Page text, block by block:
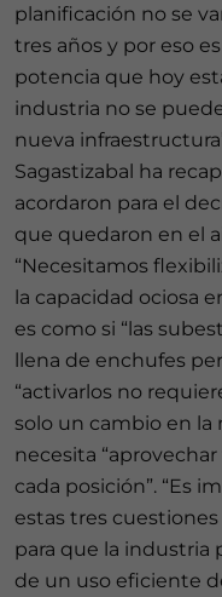
planificación no se
tres años y por eso
potencia que hoy
industria no se
nueva
Sagastizabal ha
acordaron para el
que quedaron en el
“Necesitamos
la capacidad ociosa
es como si “las
llena de enchufes
“activarlos no
solo un cambio en la
necesita
cada posición”. “Es
estas tres
para que la industria
de un uso eficiente